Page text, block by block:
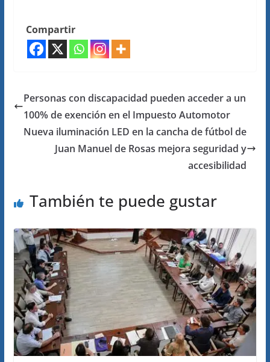
Compartir
Personas con discapacidad pueden acceder a un
100% de exención en el Impuesto Automotor
Nueva iluminación LED en la cancha de fútbol de
Juan Manuel de Rosas mejora seguridad y
accesibilidad
También te puede gustar